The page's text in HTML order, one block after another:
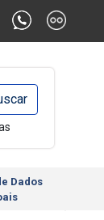
da Fonte
de
a Busca
Dados